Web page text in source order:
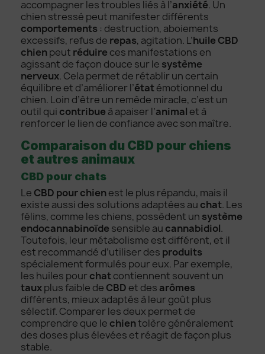
accompagner les troubles liés à l’anxiété. Un
chien stressé peut manifester différents
comportements : destruction, aboiements
excessifs, refus de repas, agitation. L’huile CBD
chienpeut réduire ces manifestations en
agissant de façon douce sur le système
nerveux. Cela permet de rétablir un certain
équilibre et d’améliorer l’étatémotionnel du
chien. Loin d’être un remède miracle, c’est un
outil qui contribue à apaiser l’animal et à
renforcer le lien de confiance avec son maître.
Comparaison du CBD pour chiens
et autres animaux
CBD pour chats
Le CBD pour chienest le plus répandu, mais il
existe aussi des solutions adaptées au chat. Les
félins, comme les chiens, possèdent un système
endocannabinoïde sensible au cannabidiol.
Toutefois, leur métabolisme est différent, et il
est recommandé d’utiliser des produits
spécialement formulés pour eux. Par exemple,
les huiles pour chatcontiennent souvent un
tauxplus faible de CBD et des arômes
différents, mieux adaptés à leur goût plus
sélectif. Comparer les deux permet de
comprendre que le chientolère généralement
des doses plus élevées et réagit de façon plus
stable.